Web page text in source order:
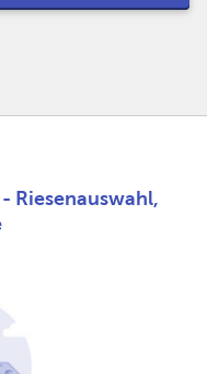
Riesenauswahl,